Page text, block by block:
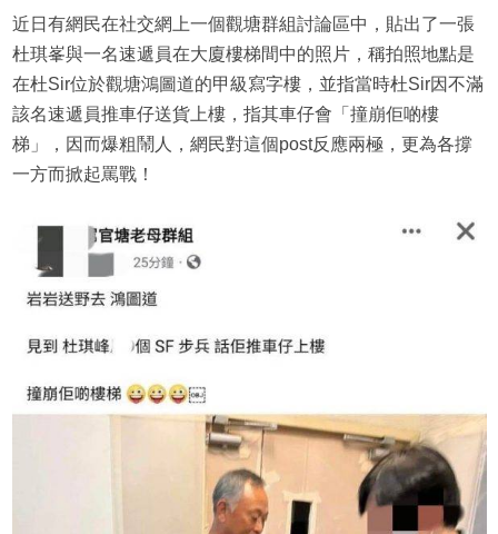
近日有網民在社交網上一個觀塘群組討論區中，貼出了一張
杜琪峯與一名速遞員在大廈樓梯間中的照片，稱拍照地點是
在杜Sir位於觀塘鴻圖道的甲級寫字樓，並指當時杜Sir因不滿
該名速遞員推車仔送貨上樓，指其車仔會「撞崩佢啲樓
梯」，因而爆粗鬧人，網民對這個post反應兩極，更為各撐
一方而掀起罵戰！